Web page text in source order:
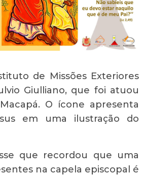
de Missões Exteriores
Giulliano, que foi atuou
O ícone apresenta
em uma ilustração do
que recordou que uma
na capela episcopal é